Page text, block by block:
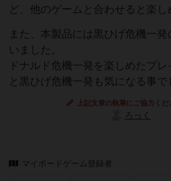
ど、他のゲームと合わせると楽し
また、本製品には黒ひげ危機一発
いました。
ドナルド危機一発を楽しめたプ
と黒ひげ危機一発も気になる事で
上記文章の執筆にご協力く
ろっく
マイボードゲーム登録者